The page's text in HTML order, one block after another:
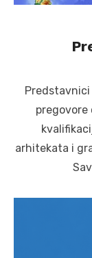
Predstavnici
arhitekata i